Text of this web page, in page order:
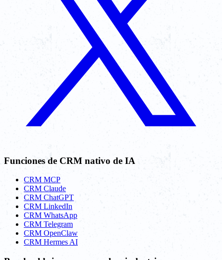
Funciones de CRM nativo de IA
CRM MCP
CRM Claude
CRM ChatGPT
CRM LinkedIn
CRM WhatsApp
CRM Telegram
CRM OpenClaw
CRM Hermes AI